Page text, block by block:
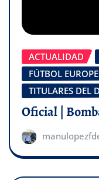
ACTUALIDAD
FÚTBOL
TITULARES DEL
Oficial |